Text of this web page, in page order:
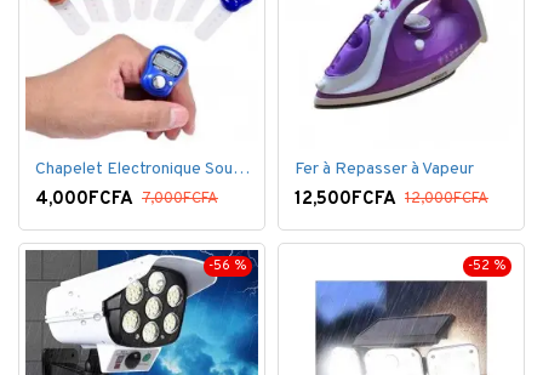
Chapelet Electronique Sous Forme De Bague Tasbih
4,000FCFA 7,000FCFA
Fer à Repasser à Vapeur
12,500FCFA 12,000FCFA
-56 % -52 %